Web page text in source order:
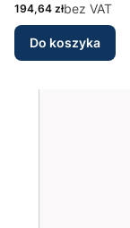
Cena
194,64 złbez VAT
Do koszyka